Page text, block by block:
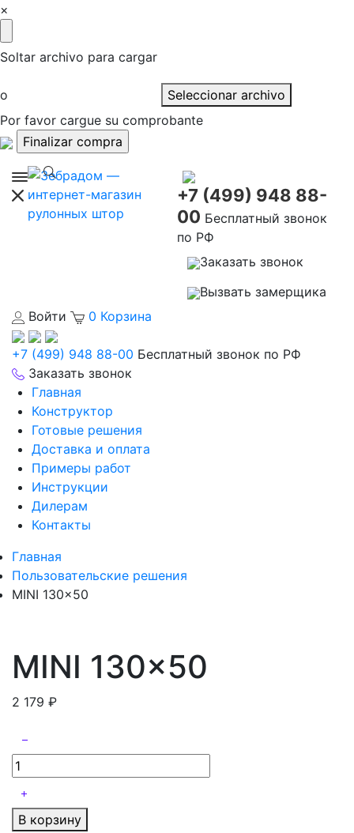
×
Soltar archivo para cargar
o
Seleccionar archivo
Por favor cargue su comprobante
+7 (499) 948 88-
00 Бесплатный звонок
по РФ
Заказать звонок
Вызвать замерщика
Войти
0 Корзина
+7 (499) 948 88-00 Бесплатный звонок по РФ
Заказать звонок
Главная
Конструктор
Готовые решения
Доставка и оплата
Примеры работ
Инструкции
Дилерам
Контакты
Главная
Пользовательские решения
MINI 130×50
MINI 130×50
2 179 ₽
В корзину